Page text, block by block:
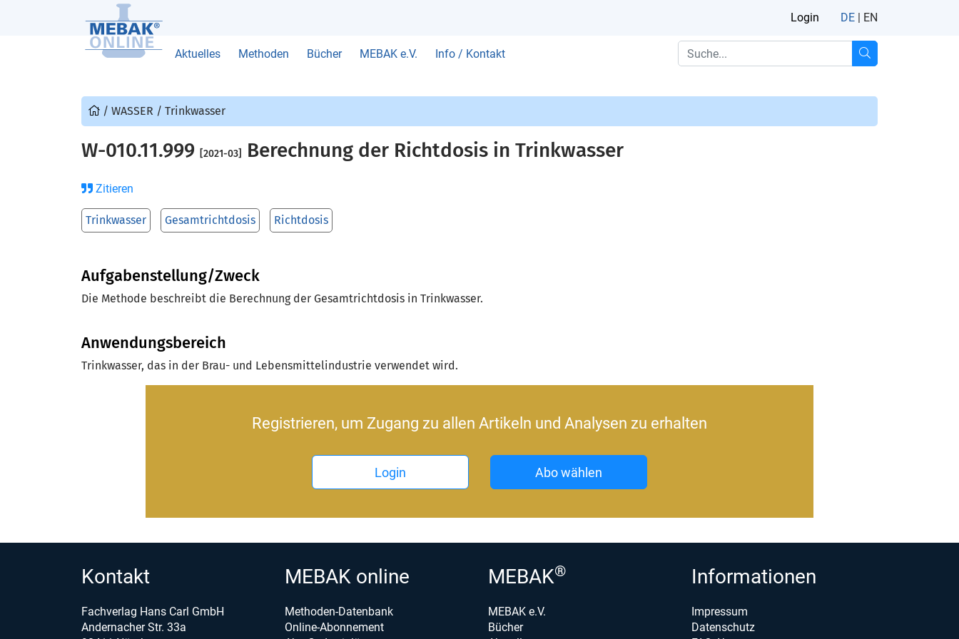
Login DE | EN
Aktuelles Methoden Bücher MEBAK e.V. Info / Kontakt
/ WASSER / Trinkwasser
W-010.11.999 [2021-03] Berechnung der Richtdosis in Trinkwasser
Zitieren
Trinkwasser Gesamtrichtdosis Richtdosis
Aufgabenstellung/Zweck
Die Methode beschreibt die Berechnung der Gesamtrichtdosis in Trinkwasser.
Anwendungsbereich
Trinkwasser, das in der Brau- und Lebensmittelindustrie verwendet wird.
Registrieren, um Zugang zu allen Artikeln und Analysen zu erhalten
Login Abo wählen
Kontakt
Fachverlag Hans Carl GmbH
Andernacher Str. 33a
MEBAK online
Methoden-Datenbank
Online-Abonnement
MEBAK®
MEBAK e.V.
Bücher
Informationen
Impressum
Datenschutz